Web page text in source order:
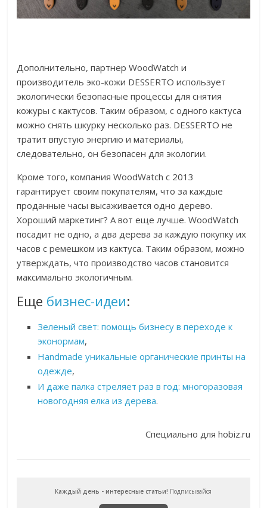
Дополнительно, партнер WoodWatch и
производитель эко-кожи DESSERTO использует
экологически безопасные процессы для снятия
кожуры с кактусов. Таким образом, с одного кактуса
можно снять шкурку несколько раз. DESSERTO не
тратит впустую энергию и материалы,
следовательно, он безопасен для экологии.
Кроме того, компания WoodWatch с 2013
гарантирует своим покупателям, что за каждые
проданные часы высаживается одно дерево.
Хороший маркетинг? А вот еще лучше. WoodWatch
посадит не одно, а два дерева за каждую покупку их
часов с ремешком из кактуса. Таким образом, можно
утверждать, что производство часов становится
максимально экологичным.
Еще бизнес-идеи:
Зеленый свет: помощь бизнесу в переходе к
эконормам,
Handmade уникальные органические принты на
одежде,
И даже палка стреляет раз в год: многоразовая
новогодняя елка из дерева.
Специально для hobiz.ru
Каждый день - интересные статьи! Подписывайся